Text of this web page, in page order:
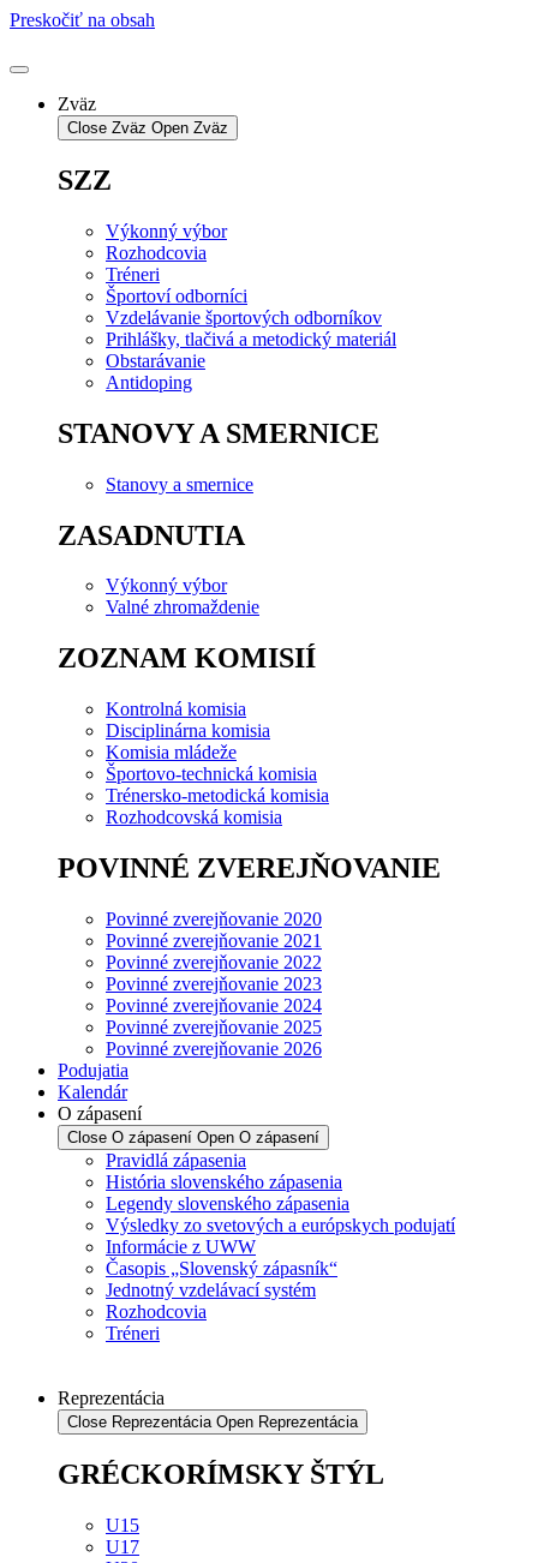
Preskočiť na obsah
Zväz
Close Zväz Open Zväz
SZZ
Výkonný výbor
Rozhodcovia
Tréneri
Športoví odborníci
Vzdelávanie športových odborníkov
Prihlášky, tlačivá a metodický materiál
Obstarávanie
Antidoping
STANOVY A SMERNICE
Stanovy a smernice
ZASADNUTIA
Výkonný výbor
Valné zhromaždenie
ZOZNAM KOMISIÍ
Kontrolná komisia
Disciplinárna komisia
Komisia mládeže
Športovo-technická komisia
Trénersko-metodická komisia
Rozhodcovská komisia
POVINNÉ ZVEREJŇOVANIE
Povinné zverejňovanie 2020
Povinné zverejňovanie 2021
Povinné zverejňovanie 2022
Povinné zverejňovanie 2023
Povinné zverejňovanie 2024
Povinné zverejňovanie 2025
Povinné zverejňovanie 2026
Podujatia
Kalendár
O zápasení
Close O zápasení Open O zápasení
Pravidlá zápasenia
História slovenského zápasenia
Legendy slovenského zápasenia
Výsledky zo svetových a európskych podujatí
Informácie z UWW
Časopis „Slovenský zápasník“
Jednotný vzdelávací systém
Rozhodcovia
Tréneri
Reprezentácia
Close Reprezentácia Open Reprezentácia
GRÉCKORÍMSKY ŠTÝL
U15
U17